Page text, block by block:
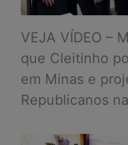
VEJA VÍDEO –
que Cleitinho
em Minas e
Republicanos